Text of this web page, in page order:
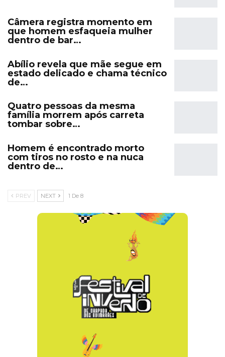
Câmera registra momento em
que homem esfaqueia mulher
dentro de bar…
Abílio revela que mãe segue em
estado delicado e chama técnico
de…
Quatro pessoas da mesma
família morrem após carreta
tombar sobre…
Homem é encontrado morto
com tiros no rosto e na nuca
dentro de…
PREV NEXT 1 De 8